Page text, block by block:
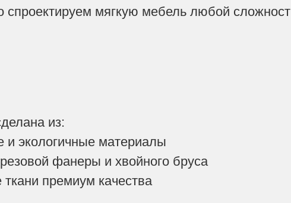
спроектируем мягкую мебель любой
из:
и экологичные материалы
фанеры и хвойного бруса
ткани премиум качества